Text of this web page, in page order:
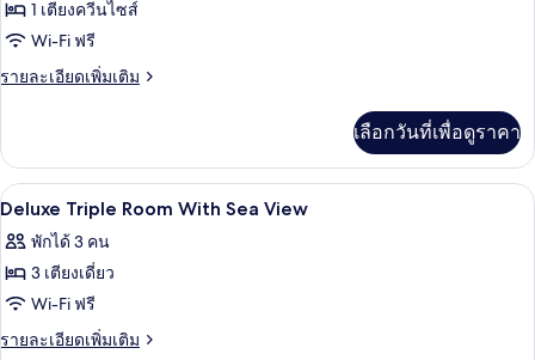
ของ
Superior
View
1 เตียงควีนไซส์
Wi-Fi ฟรี
รายละเอียดเพิ่มเติม
ราย
เกี่ยว
กับ
Superior
City
View
เลือกวันที่เพื่อดูราคา
เปิด
ภาพถ่าย
ทั้งหมด
ของ
Deluxe
เครื่องนอนป้องกันสารก่อภูมิแพ้, มินิบา
15
Deluxe Triple Room With Sea View
พักได้ 3 คน
3 เตียงเดี่ยว
Wi-Fi ฟรี
รายละเอียดเพิ่มเติม
ราย